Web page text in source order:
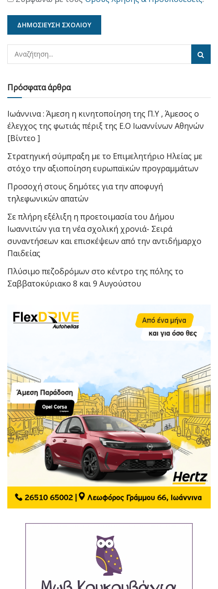
Πρόσφατα άρθρα
Ιωάννινα : Άμεση η κινητοποίηση της Π.Υ , Άμεσος ο
έλεγχος της φωτιάς πέριξ της Ε.Ο Ιωαννίνων Αθηνών
[Βίντεο ]
Στρατηγική σύμπραξη με το Επιμελητήριο Ηλείας με
στόχο την αξιοποίηση ευρωπαϊκών προγραμμάτων
Προσοχή στους δημότες για την αποφυγή
τηλεφωνικών απατών
Σε πλήρη εξέλιξη η προετοιμασία του Δήμου
Ιωαννιτών για τη νέα σχολική χρονιά- Σειρά
συναντήσεων και επισκέψεων από την αντιδήμαρχο
Παιδείας
Πλύσιμο πεζοδρόμων στο κέντρο της πόλης το
Σαββατοκύριακο 8 και 9 Αυγούστου